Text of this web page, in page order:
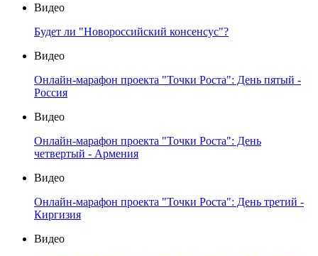
Видео
Будет ли "Новороссийский консенсус"?
Видео
Онлайн-марафон проекта "Точки Роста": День пятый -
Россия
Видео
Онлайн-марафон проекта "Точки Роста": День
четвертый - Армения
Видео
Онлайн-марафон проекта "Точки Роста": День третий -
Киргизия
Видео